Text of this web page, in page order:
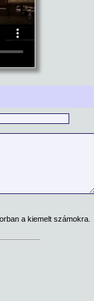
a kiemelt számokra.